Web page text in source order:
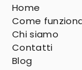
Home
Come
Chi siamo
Contatti
Blog